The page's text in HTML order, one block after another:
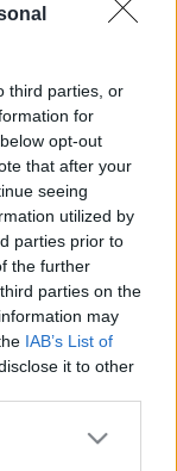
third parties, or
for
opt-out
that after your
seeing
utilized by
parties prior to
the further
parties on the
may
IAB’s List of
it to other
more Google
Színházban lesz
bebarangolható a
filmvetítések,
szelfizni a
újjá lehet
és aSzeánsz
a